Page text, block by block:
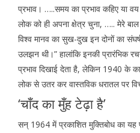
प्रभाव। …..समय का प्रभाव कहिए या वय
लोक को ही अपना क्षेत्र चुना, ….. मेरे
विश्व मानव का सुख-दुख इन दोनों का
उलझन थी।” हालांकि इनकी प्रारंभिक
प्रभाव दिखाई देता है, लेकिन 1940 के
लोक से उतर कर वास्तविक धरातल पर
‘चाँद का मुँह टेढ़ा है’
सन् 1964 में प्रकाशित मुक्तिबोध का